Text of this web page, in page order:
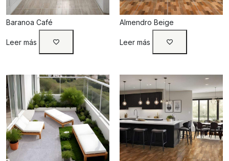
Baranoa Café
Leer más
Almendro Beige
Leer más